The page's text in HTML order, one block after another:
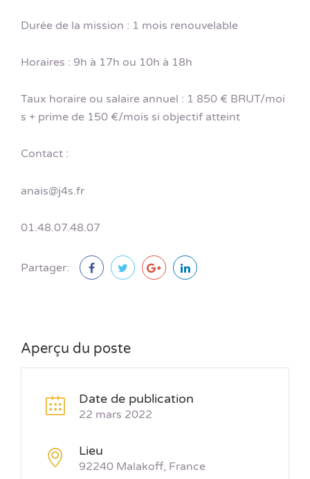
Durée de la mission : 1 mois renouvelable
Horaires : 9h à 17h ou 10h à 18h
Taux horaire ou salaire annuel : 1 850 € BRUT/moi
s + prime de 150 €/mois si objectif atteint
Contact :
anais@j4s.fr
01.48.07.48.07
Partager:
Aperçu du poste
Date de publication
22 mars 2022
Lieu
92240 Malakoff, France